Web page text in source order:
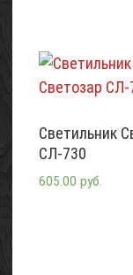
Светильник
СЛ-730
605.00 руб.